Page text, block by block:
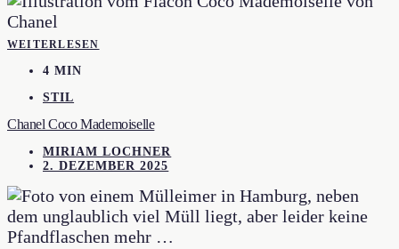
WEITERLESEN
4 MIN
STIL
Chanel Coco Mademoiselle
MIRIAM LOCHNER
2. DEZEMBER 2025